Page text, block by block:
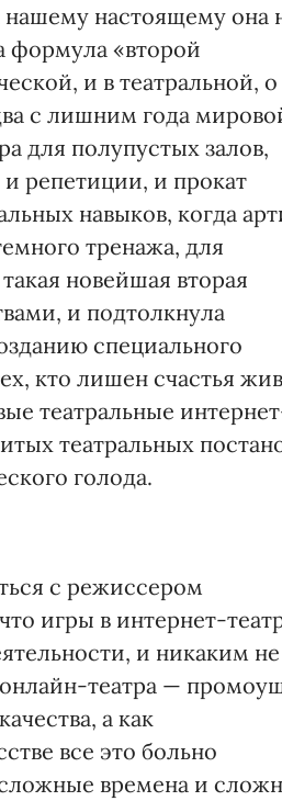
настоящему она
«второй
и в театральной, о
с лишним года
для полупустых залов,
репетиции, и прокат
навыков, когда
тренажа, для
новейшая вторая
и подтолкнула
специального
кто лишен счастья
театральные
театральных
голода.
с режиссером
игры в интернет-
и никаким не
театра —
а как
все это больно
времена и